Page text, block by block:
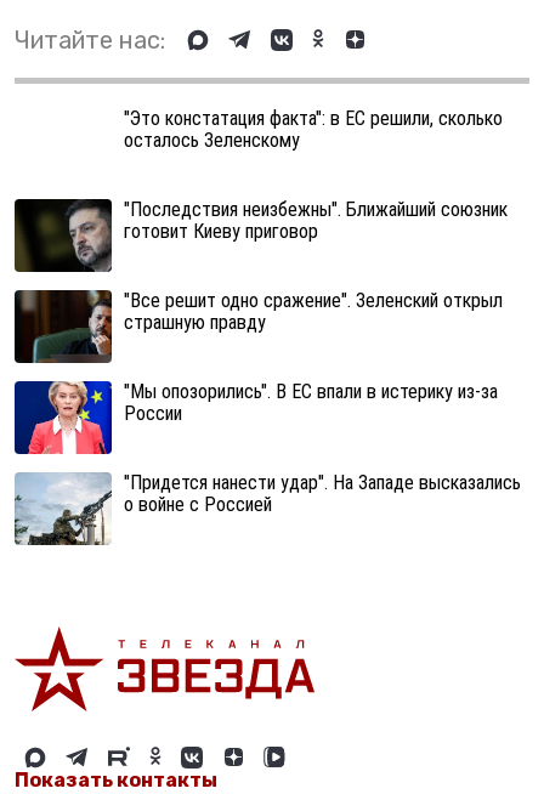
Читайте нас:
"Это констатация факта": в ЕС решили, сколько
осталось Зеленскому
"Последствия неизбежны". Ближайший союзник
готовит Киеву приговор
"Все решит одно сражение". Зеленский открыл
страшную правду
"Мы опозорились". В ЕС впали в истерику из-за
России
"Придется нанести удар". На Западе высказались
о войне с Россией
Показать контакты